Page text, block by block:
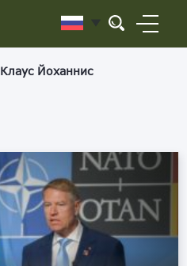
Клаус Йоханнис